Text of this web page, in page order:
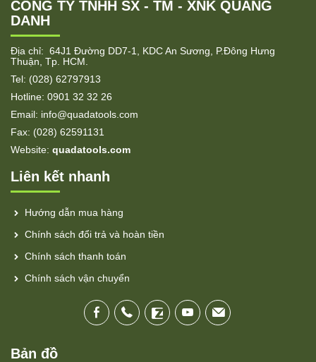
CÔNG TY TNHH SX - TM - XNK QUANG
DANH
Địa chỉ: 64J1 Đường DD7-1, KDC An Sương, P.Đông Hưng
Thuận, Tp. HCM.
Tel: (028) 62797913
Hotline: 0901 32 32 26
Email: info@quadatools.com
Fax: (028) 62591131
Website: quadatools.com
Liên kết nhanh
Hướng dẫn mua hàng
Chính sách đổi trả và hoàn tiền
Chính sách thanh toán
Chính sách vận chuyển
Bản đồ